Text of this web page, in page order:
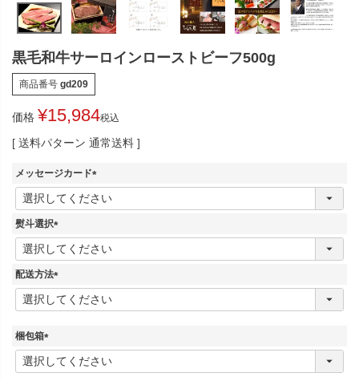
黒毛和牛サーロインローストビーフ500g
商品番号 gd209
価格 ¥15,984税込
送料パターン 通常送料
メッセージカード
(
必
熨斗選択
(
必
須
配送方法
(
必
梱包箱
(
必